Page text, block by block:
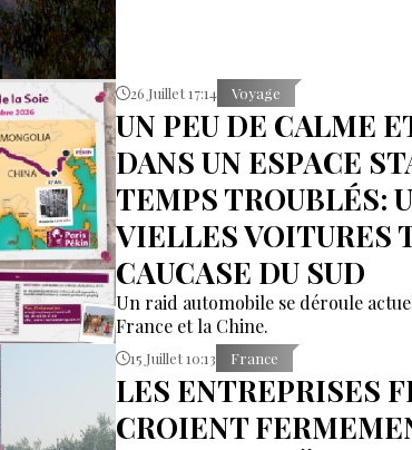
26 Juillet 17:14 Voyage
UN PEU DE CALME
DANS UN ESPACE
TEMPS TROUBLÉS:
VIELLES VOITURES
CAUCASE DU SUD
Un raid automobile se déroule
France et la Chine.
15 Juillet 10:13 France
LES ENTREPRISES
CROIENT